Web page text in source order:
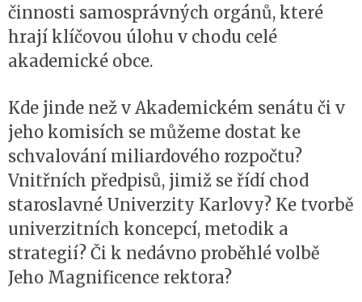
činnosti samosprávných orgánů, které
hrají klíčovou úlohu v chodu celé
akademické obce.
Kde jinde než v Akademickém senátu či v
jeho komisích se můžeme dostat ke
schvalování miliardového rozpočtu?
Vnitřních předpisů, jimiž se řídí chod
staroslavné Univerzity Karlovy? Ke tvorbě
univerzitních koncepcí, metodik a
strategií? Či k nedávno proběhlé volbě
Jeho Magnificence rektora?